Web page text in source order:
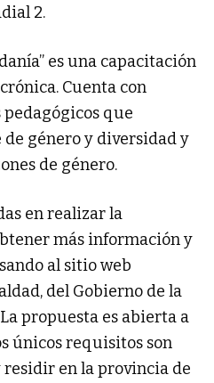
2.
es una capacitación
Cuenta con
que
género y diversidad y
de género.
en realizar la
más información y
al sitio web
del Gobierno de la
propuesta es abierta a
únicos requisitos son
residir en la provincia de